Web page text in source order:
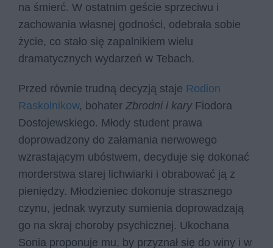
na śmierć. W ostatnim geście sprzeciwu i
zachowania własnej godności, odebrała sobie
życie, co stało się zapalnikiem wielu
dramatycznych wydarzeń w Tebach.
Przed równie trudną decyzją staje Rodion
Raskolnikow, bohater Zbrodni i kary Fiodora
Dostojewskiego. Młody student prawa
doprowadzony do załamania nerwowego
wzrastającym ubóstwem, decyduje się dokonać
morderstwa starej lichwiarki i obrabować ją z
pieniędzy. Młodzieniec dokonuje strasznego
czynu, jednak wyrzuty sumienia doprowadzają
go na skraj choroby psychicznej. Ukochana
Sonia proponuje mu, by przyznał się do winy i w